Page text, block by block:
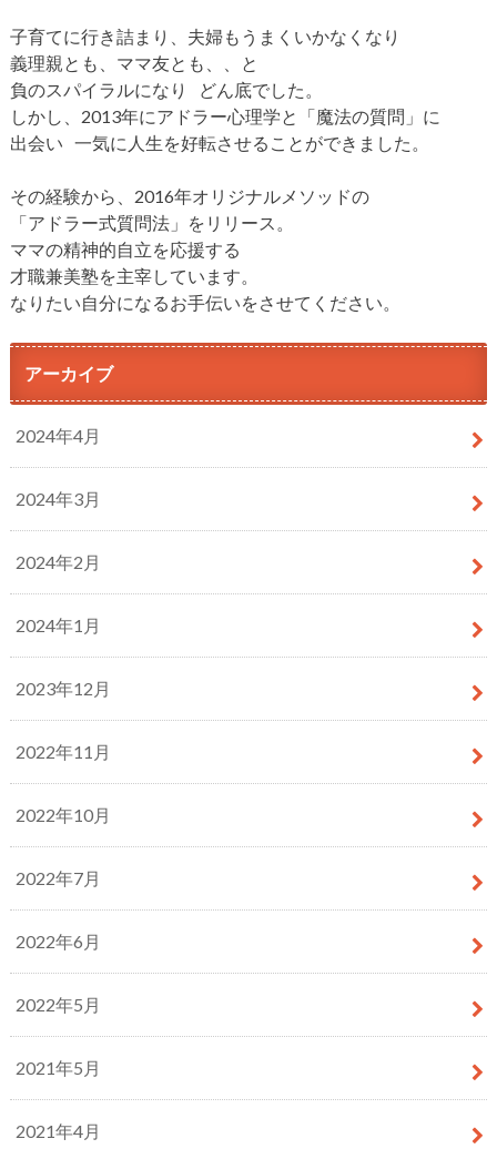
子育てに行き詰まり、夫婦もうまくいかなくなり
義理親とも、ママ友とも、、と
負のスパイラルになり どん底でした。
しかし、2013年にアドラー心理学と「魔法の質問」に
出会い 一気に人生を好転させることができました。
その経験から、2016年オリジナルメソッドの
「アドラー式質問法」をリリース。
ママの精神的自立を応援する
才職兼美塾を主宰しています。
なりたい自分になるお手伝いをさせてください。
アーカイブ
2024年4月
2024年3月
2024年2月
2024年1月
2023年12月
2022年11月
2022年10月
2022年7月
2022年6月
2022年5月
2021年5月
2021年4月